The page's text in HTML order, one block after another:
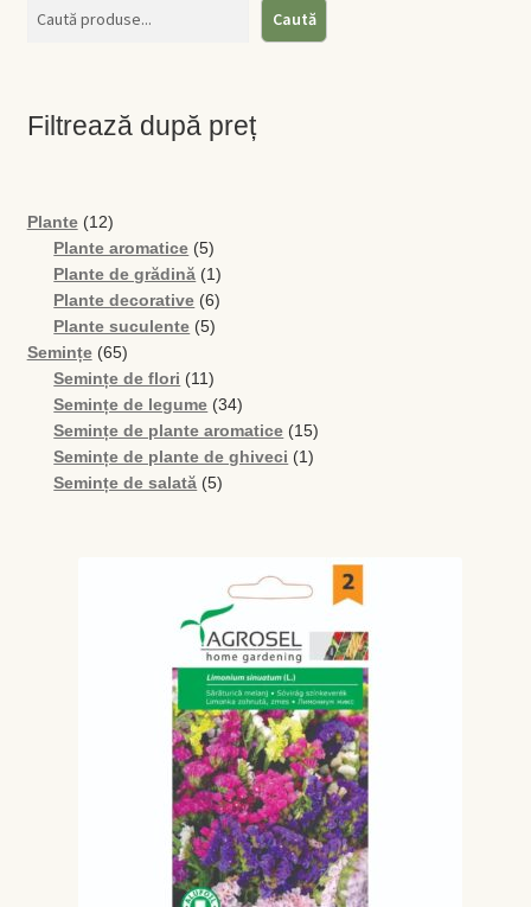
Plată și Livrare
Servicii
Termeni și condiții
Caută
Filtrează după preț
Plante 1212
produse
Plante aromatice 55
produse
Plante de grădină 11
produs
Plante decorative 66
produse
Plante suculente 55
Semințe 6565
de
produse
Semințe de flori 1111
produse
Semințe de legume 3434
de
produse
Semințe de plante aromatice 1515
produse
Semințe de plante de ghiveci 11
Semințe de salată 55